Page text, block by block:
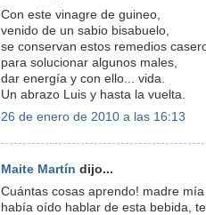
Con este vinagre de guineo,
venido de un sabio bisabuelo,
se conservan estos remedios
para solucionar algunos males,
dar energía y con ello... vida.
Un abrazo Luis y hasta la vuelta.
26 de enero de 2010 a las 16:13
Maite Martín dijo...
Cuántas cosas aprendo! madre
había oído hablar de esta bebida,